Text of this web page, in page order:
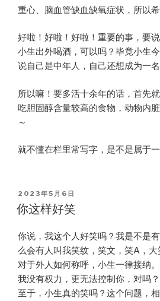
重心、脑血管缺血缺氧症状，所以希
好啦！好啦！好啦！重要的事，要
小生出外喝酒，可以吗？毕竟小生
说自己是中年人，自己还想成为一名
所以嘛！要多活十余年的话，首先
吃胆固醇含量较高的食物，动物内
～
就不懂在栏里常写字，是不是属于
POSTED
ON
2023年5月6日
你这样好笑
你说，我这个人好笑吗？我是不是
么会有人叫我笑纹，笑文，笑A，大
对于外人如何称呼，小生一律接纳
我没有权力，更无法控制你，对吗？
至于，小生真的笑吗？这个问题，